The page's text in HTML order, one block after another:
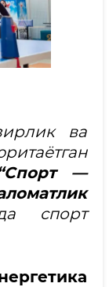
ва
—
спорт